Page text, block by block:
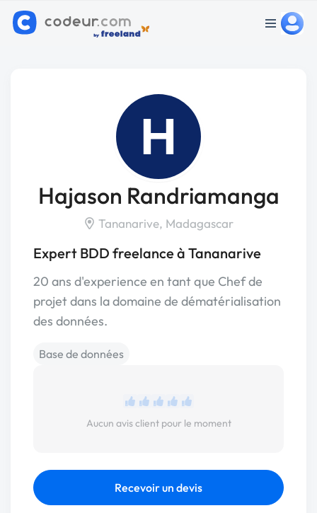
H
Hajason Randriamanga
Tananarive, Madagascar
Expert BDD freelance à Tananarive
20 ans d'experience en tant que Chef de
projet dans la domaine de dématérialisation
des données.
Base de données
Aucun avis client pour le moment
Recevoir un devis